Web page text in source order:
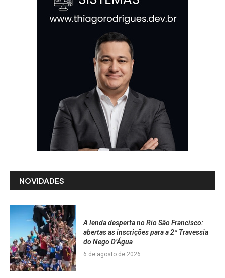
NOVIDADES
A lenda desperta no Rio São Francisco:
abertas as inscrições para a 2ª Travessia
do Nego D’Água
6 de agosto de 2026